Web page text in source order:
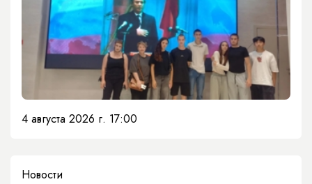
4 августа 2026 г. 17:00
Новости